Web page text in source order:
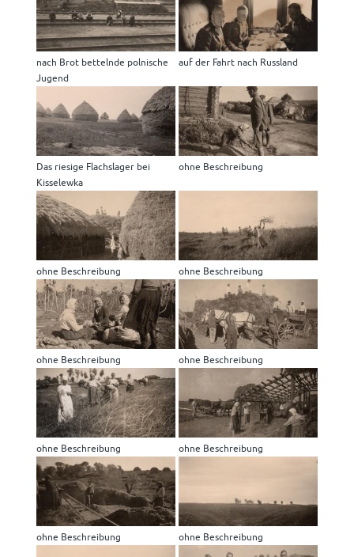
nach Brot bettelnde polnische
Jugend
auf der Fahrt nach Russland
Das riesige Flachslager bei
Kisselewka
ohne Beschreibung
ohne Beschreibung ohne Beschreibung
ohne Beschreibung ohne Beschreibung
ohne Beschreibung ohne Beschreibung
ohne Beschreibung ohne Beschreibung